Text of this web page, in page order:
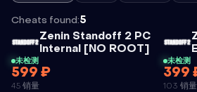
Cheats found:5
Zenin Standoff 2 PC
Internal [NO ROOT]外挂
ZENIN
未检测
599 ₽
45 销量
未检测
399
103 销量